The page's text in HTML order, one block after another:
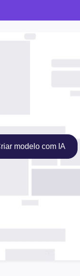
modelo com IA